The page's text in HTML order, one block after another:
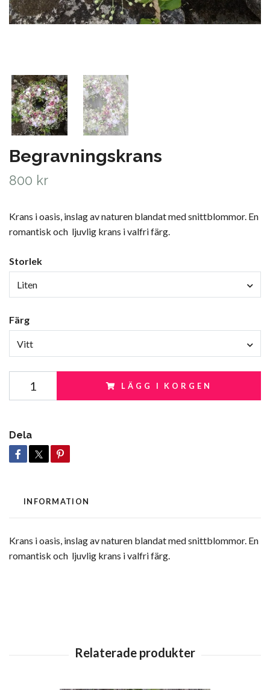
Begravningskrans
800 kr
Krans i oasis, inslag av naturen blandat med snittblommor. En
romantisk och ljuvlig krans i valfri färg.
Storlek
Liten
Färg
Vitt
LÄGG I KORGEN
Dela
INFORMATION
Krans i oasis, inslag av naturen blandat med snittblommor. En
romantisk och ljuvlig krans i valfri färg.